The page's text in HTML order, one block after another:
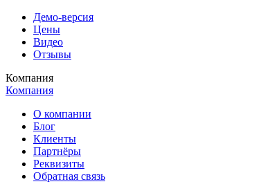
Демо-версия
Цены
Видео
Отзывы
Компания
Компания
О компании
Блог
Клиенты
Партнёры
Реквизиты
Обратная связь